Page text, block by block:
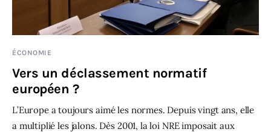
ÉCONOMIE
Vers un déclassement normatif
européen ?
L’Europe a toujours aimé les normes. Depuis vingt ans, elle
a multiplié les jalons. Dès 2001, la loi NRE imposait aux